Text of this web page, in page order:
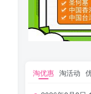
淘优惠 淘活动